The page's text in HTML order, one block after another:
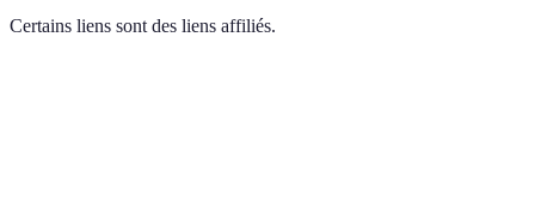
Certains liens sont des liens affiliés.